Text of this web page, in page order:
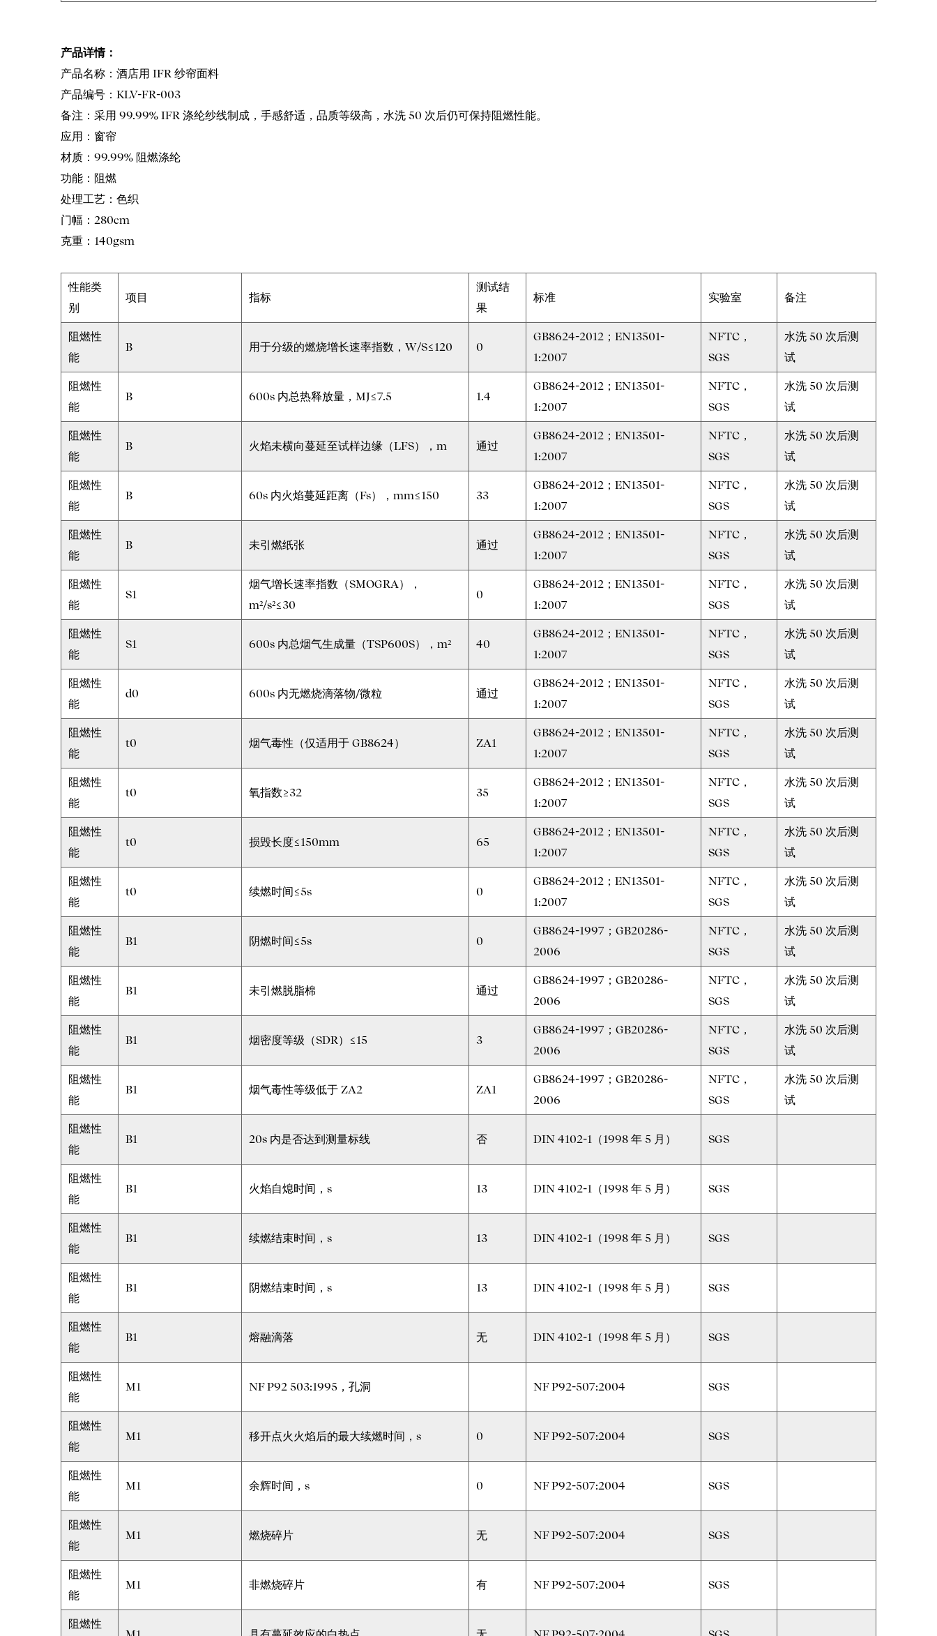
产品详情：
产品名称：酒店用 IFR 纱帘面料
产品编号：KLV-FR-003
备注：采用 99.99% IFR 涤纶纱线制成，手感舒适，品质等级高，水洗 50 次后仍可保持阻燃性能。
应用：窗帘
材质：99.99% 阻燃涤纶
功能：阻燃
处理工艺：色织
门幅：280cm
克重：140gsm
性能类
别
项目 指标
测试结
果
标准 实验室 备注
阻燃性
能
B 用于分级的燃烧增长速率指数，W/S≤120 0
GB8624-2012；EN13501-
1:2007
NFTC，
SGS
水洗 50 次后测
试
阻燃性
能
B 600s 内总热释放量，MJ≤7.5 1.4
GB8624-2012；EN13501-
1:2007
NFTC，
SGS
水洗 50 次后测
试
阻燃性
能
B 火焰未横向蔓延至试样边缘（LFS），m 通过
GB8624-2012；EN13501-
1:2007
NFTC，
SGS
水洗 50 次后测
试
阻燃性
能
B 60s 内火焰蔓延距离（Fs），mm≤150 33
GB8624-2012；EN13501-
1:2007
NFTC，
SGS
水洗 50 次后测
试
阻燃性
能
B 未引燃纸张 通过
GB8624-2012；EN13501-
1:2007
NFTC，
SGS
水洗 50 次后测
试
阻燃性
能
S1
烟气增长速率指数（SMOGRA），
m²/s²≤30
0
GB8624-2012；EN13501-
1:2007
NFTC，
SGS
水洗 50 次后测
试
阻燃性
能
S1 600s 内总烟气生成量（TSP600S），m² 40
GB8624-2012；EN13501-
1:2007
NFTC，
SGS
水洗 50 次后测
试
阻燃性
能
d0 600s 内无燃烧滴落物/微粒 通过
GB8624-2012；EN13501-
1:2007
NFTC，
SGS
水洗 50 次后测
试
阻燃性
能
t0 烟气毒性（仅适用于 GB8624） ZA1
GB8624-2012；EN13501-
1:2007
NFTC，
SGS
水洗 50 次后测
试
阻燃性
能
t0 氧指数≥32 35
GB8624-2012；EN13501-
1:2007
NFTC，
SGS
水洗 50 次后测
试
阻燃性
能
t0 损毁长度≤150mm 65
GB8624-2012；EN13501-
1:2007
NFTC，
SGS
水洗 50 次后测
试
阻燃性
能
t0 续燃时间≤5s 0
GB8624-2012；EN13501-
1:2007
NFTC，
SGS
水洗 50 次后测
试
阻燃性
能
B1 阴燃时间≤5s 0
GB8624-1997；GB20286-
2006
NFTC，
SGS
水洗 50 次后测
试
阻燃性
能
B1 未引燃脱脂棉 通过
GB8624-1997；GB20286-
2006
NFTC，
SGS
水洗 50 次后测
试
阻燃性
能
B1 烟密度等级（SDR）≤15 3
GB8624-1997；GB20286-
2006
NFTC，
SGS
水洗 50 次后测
试
阻燃性
能
B1 烟气毒性等级低于 ZA2 ZA1
GB8624-1997；GB20286-
2006
NFTC，
SGS
水洗 50 次后测
试
阻燃性
能
B1 20s 内是否达到测量标线 否 DIN 4102-1（1998 年 5 月） SGS
阻燃性
能
B1 火焰自熄时间，s 13 DIN 4102-1（1998 年 5 月） SGS
阻燃性
能
B1 续燃结束时间，s 13 DIN 4102-1（1998 年 5 月） SGS
阻燃性
能
B1 阴燃结束时间，s 13 DIN 4102-1（1998 年 5 月） SGS
阻燃性
能
B1 熔融滴落 无 DIN 4102-1（1998 年 5 月） SGS
阻燃性
能
M1 NF P92 503:1995，孔洞 NF P92-507:2004 SGS
阻燃性
能
M1 移开点火火焰后的最大续燃时间，s 0 NF P92-507:2004 SGS
阻燃性
能
M1 余辉时间，s 0 NF P92-507:2004 SGS
阻燃性
能
M1 燃烧碎片 无 NF P92-507:2004 SGS
阻燃性
能
M1 非燃烧碎片 有 NF P92-507:2004 SGS
阻燃性